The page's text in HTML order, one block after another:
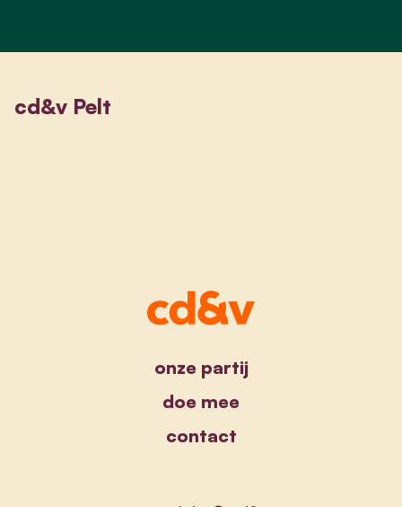
cd&v Pelt
onze partij
doe mee
contact